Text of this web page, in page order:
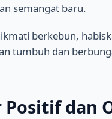
semangat baru.
berkebun,
tumbuh dan
dan